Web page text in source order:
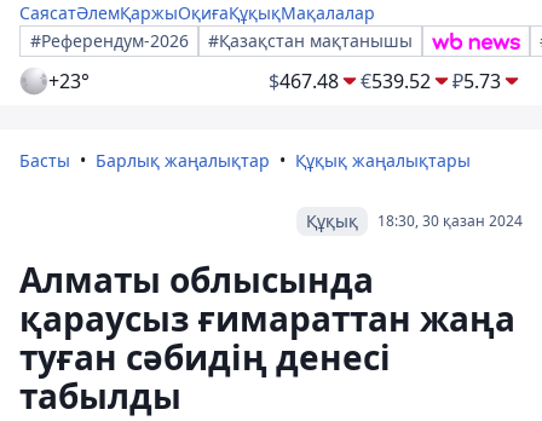
СаясатӘлемҚаржыОқиғаҚұқықМақалалар
#Референдум-2026
#Қазақстан мақтанышы
+23° $467.48 €539.52 ₽5.73
Басты Барлық жаңалықтар Құқық жаңалықтары
18:30, 30 қазан 2024
Құқық
Алматы облысында
қараусыз ғимараттан жаңа
туған сәбидің денесі
табылды